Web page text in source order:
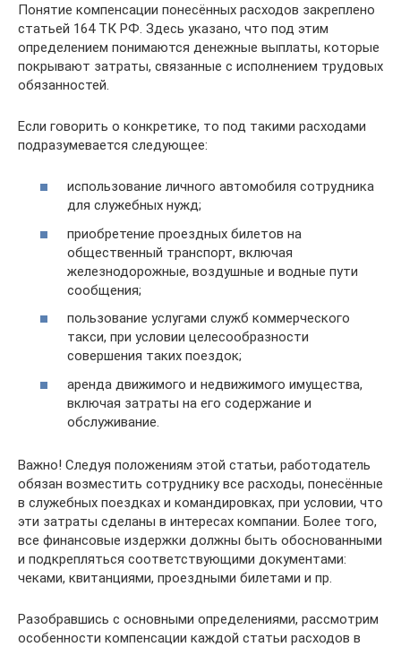
Понятие компенсации понесённых расходов закреплено
статьей 164 ТК РФ. Здесь указано, что под этим
определением понимаются денежные выплаты, которые
покрывают затраты, связанные с исполнением трудовых
обязанностей.
Если говорить о конкретике, то под такими расходами
подразумевается следующее:
использование личного автомобиля сотрудника
для служебных нужд;
приобретение проездных билетов на
общественный транспорт, включая
железнодорожные, воздушные и водные пути
сообщения;
пользование услугами служб коммерческого
такси, при условии целесообразности
совершения таких поездок;
аренда движимого и недвижимого имущества,
включая затраты на его содержание и
обслуживание.
Важно! Следуя положениям этой статьи, работодатель
обязан возместить сотруднику все расходы, понесённые
в служебных поездках и командировках, при условии, что
эти затраты сделаны в интересах компании. Более того,
все финансовые издержки должны быть обоснованными
и подкрепляться соответствующими документами:
чеками, квитанциями, проездными билетами и пр.
Разобравшись с основными определениями, рассмотрим
особенности компенсации каждой статьи расходов в